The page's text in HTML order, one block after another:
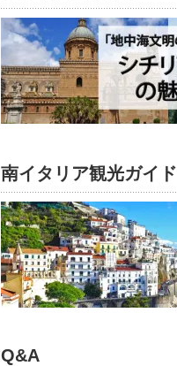
南イタリア観光ガイド
Q&A